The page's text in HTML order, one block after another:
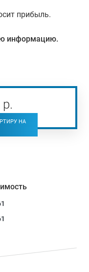
прибыль.
информацию.
р.
НА